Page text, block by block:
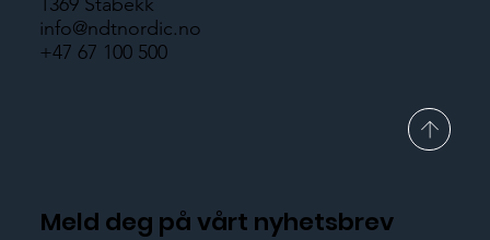
info@ndtnordic.no
+47 67 100 500
Meld deg på vårt nyhetsbrev